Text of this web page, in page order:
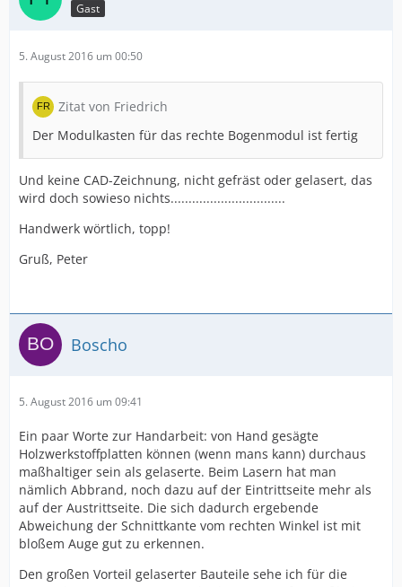
Gast
5. August 2016 um 00:50
Zitat von Friedrich
Der Modulkasten für das rechte Bogenmodul ist fertig
Und keine CAD-Zeichnung, nicht gefräst oder gelasert, das
wird doch sowieso nichts................................
Handwerk wörtlich, topp!
Gruß, Peter
Boscho
5. August 2016 um 09:41
Ein paar Worte zur Handarbeit: von Hand gesägte
Holzwerkstoffplatten können (wenn mans kann) durchaus
maßhaltiger sein als gelaserte. Beim Lasern hat man
nämlich Abbrand, noch dazu auf der Eintrittseite mehr als
auf der Austrittseite. Die sich dadurch ergebende
Abweichung der Schnittkante vom rechten Winkel ist mit
bloßem Auge gut zu erkennen.
Den großen Vorteil gelaserter Bauteile sehe ich für die